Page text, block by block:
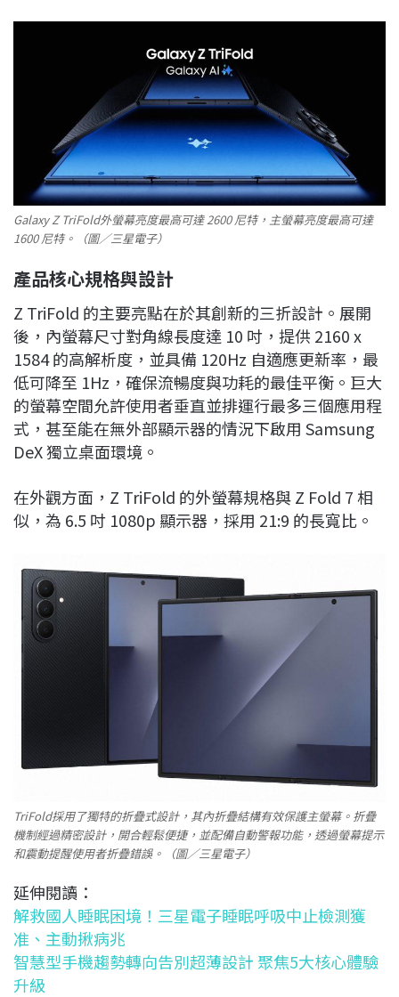
Galaxy Z TriFold外螢幕亮度最高可達 2600 尼特，主螢幕亮度最高可達
1600 尼特。（圖／三星電子）
產品核心規格與設計
Z TriFold 的主要亮點在於其創新的三折設計。展開
後，內螢幕尺寸對角線長度達 10 吋，提供 2160 x
1584 的高解析度，並具備 120Hz 自適應更新率，最
低可降至 1Hz，確保流暢度與功耗的最佳平衡。巨大
的螢幕空間允許使用者垂直並排運行最多三個應用程
式，甚至能在無外部顯示器的情況下啟用 Samsung
DeX 獨立桌面環境。
在外觀方面，Z TriFold 的外螢幕規格與 Z Fold 7 相
似，為 6.5 吋 1080p 顯示器，採用 21:9 的長寬比。
TriFold採用了獨特的折疊式設計，其內折疊結構有效保護主螢幕。折疊
機制經過精密設計，開合輕鬆便捷，並配備自動警報功能，透過螢幕提示
和震動提醒使用者折疊錯誤。（圖／三星電子）
延伸閱讀：
解救國人睡眠困境！三星電子睡眠呼吸中止檢測獲
准、主動揪病兆
智慧型手機趨勢轉向告別超薄設計 聚焦5大核心體驗
升級